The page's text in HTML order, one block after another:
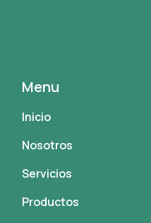
Menu
Inicio
Nosotros
Servicios
Productos